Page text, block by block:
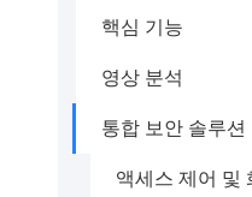
핵심 기능
영상 분석
통합 보안 솔루션
액세스 제어 및